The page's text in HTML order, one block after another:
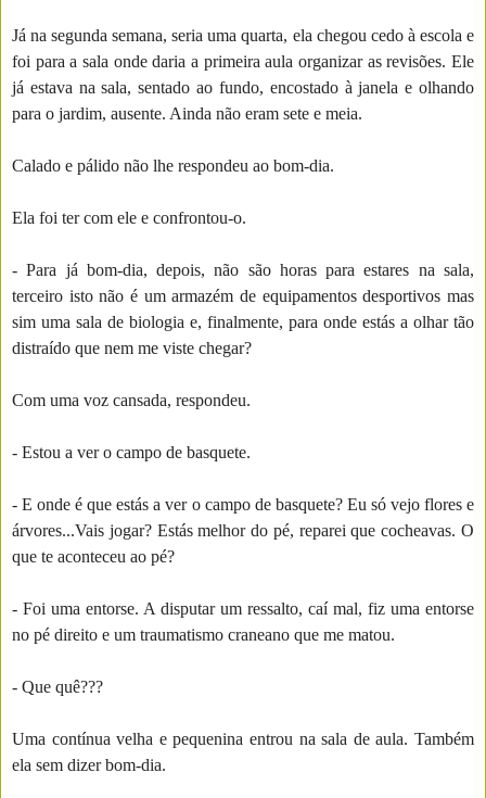
Já na segunda semana, seria uma quarta, ela chegou cedo à escola e
foi para a sala onde daria a primeira aula organizar as revisões. Ele
já estava na sala, sentado ao fundo, encostado à janela e olhando
para o jardim, ausente. Ainda não eram sete e meia.
Calado e pálido não lhe respondeu ao bom-dia.
Ela foi ter com ele e confrontou-o.
- Para já bom-dia, depois, não são horas para estares na sala,
terceiro isto não é um armazém de equipamentos desportivos mas
sim uma sala de biologia e, finalmente, para onde estás a olhar tão
distraído que nem me viste chegar?
Com uma voz cansada, respondeu.
- Estou a ver o campo de basquete.
- E onde é que estás a ver o campo de basquete? Eu só vejo flores e
árvores...Vais jogar? Estás melhor do pé, reparei que cocheavas. O
que te aconteceu ao pé?
- Foi uma entorse. A disputar um ressalto, caí mal, fiz uma entorse
no pé direito e um traumatismo craneano que me matou.
- Que quê???
Uma contínua velha e pequenina entrou na sala de aula. Também
ela sem dizer bom-dia.